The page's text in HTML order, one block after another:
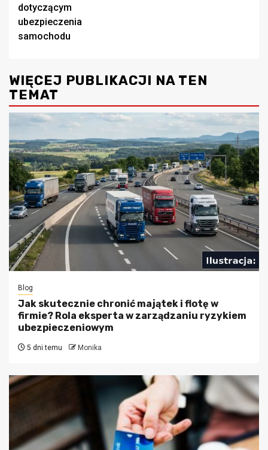
dotyczącym
ubezpieczenia
samochodu
WIĘCEJ PUBLIKACJI NA TEN
TEMAT
Blog
Jak skutecznie chronić majątek i flotę w
firmie? Rola eksperta w zarządzaniu ryzykiem
ubezpieczeniowym
5 dni temu Monika